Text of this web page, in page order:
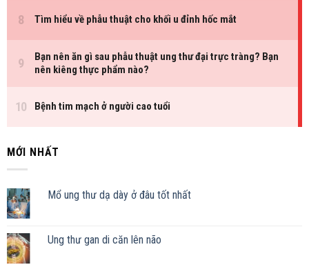
MỚI NHẤT
Mổ ung thư dạ dày ở đâu tốt nhất
Ung thư gan di căn lên não